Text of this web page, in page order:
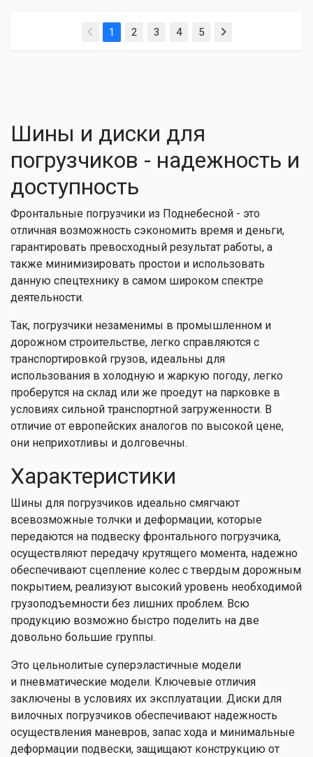
1 2 3 4 5
Шины и диски для
погрузчиков - надежность и
доступность
Фронтальные погрузчики из Поднебесной - это
отличная возможность сэкономить время и деньги,
гарантировать превосходный результат работы, а
также минимизировать простои и использовать
данную спецтехнику в самом широком спектре
деятельности.
Так, погрузчики незаменимы в промышленном и
дорожном строительстве, легко справляются с
транспортировкой грузов, идеальны для
использования в холодную и жаркую погоду, легко
проберутся на склад или же проедут на парковке в
условиях сильной транспортной загруженности. В
отличие от европейских аналогов по высокой цене,
они неприхотливы и долговечны.
Характеристики
Шины для погрузчиков идеально смягчают
всевозможные толчки и деформации, которые
передаются на подвеску фронтального погрузчика,
осуществляют передачу крутящего момента, надежно
обеспечивают сцепление колес с твердым дорожным
покрытием, реализуют высокий уровень необходимой
грузоподъемности без лишних проблем. Всю
продукцию возможно быстро поделить на две
довольно большие группы.
Это цельнолитые суперэластичные модели
и пневматические модели. Ключевые отличия
заключены в условиях их эксплуатации. Диски для
вилочных погрузчиков обеспечивают надежность
осуществления маневров, запас хода и минимальные
деформации подвески, защищают конструкцию от